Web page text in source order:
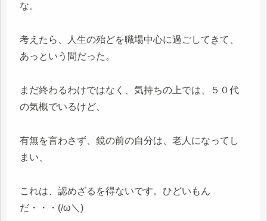
な。
考えたら、人生の殆どを職場中心に過ごしてきて、
あっという間だった。
まだ終わるわけではなく、気持ちの上では、５０代
の気概でいるけど、
有無を言わさず、鏡の前の自分は、老人になってし
まい、
これは、認めざるを得ないです。ひどいもん
だ・・・(/ω＼)